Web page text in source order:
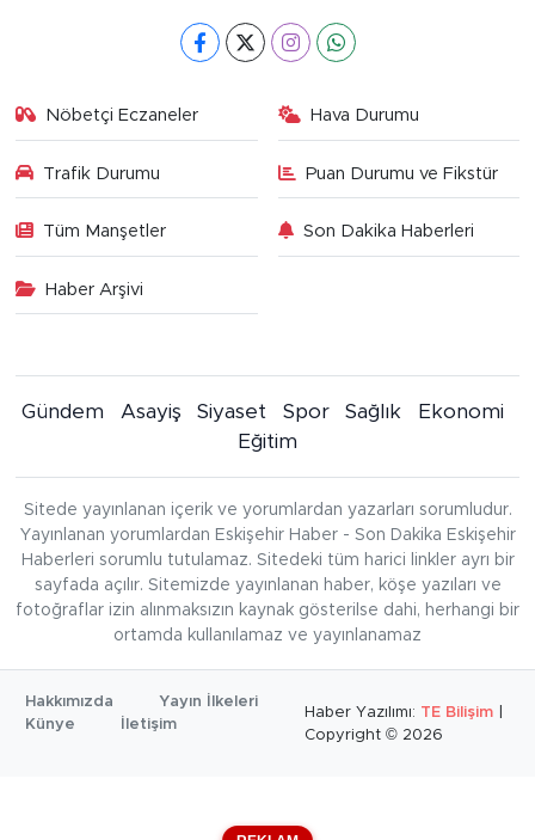
Nöbetçi Eczaneler Hava Durumu
Trafik Durumu Puan Durumu ve Fikstür
Tüm Manşetler Son Dakika Haberleri
Haber Arşivi
Gündem Asayiş Siyaset Spor Sağlık
Ekonomi
Eğitim
Sitede yayınlanan içerik ve yorumlardan yazarları sorumludur.
Yayınlanan yorumlardan Eskişehir Haber - Son Dakika Eskişehir
Haberleri sorumlu tutulamaz. Sitedeki tüm harici linkler ayrı bir
sayfada açılır. Sitemizde yayınlanan haber, köşe yazıları ve
fotoğraflar izin alınmaksızın kaynak gösterilse dahi, herhangi bir
ortamda kullanılamaz ve yayınlanamaz
Hakkımızda
Yayın İlkeleri
Künye
İletişim
Haber Yazılımı: TE Bilişim
Copyright © 2026